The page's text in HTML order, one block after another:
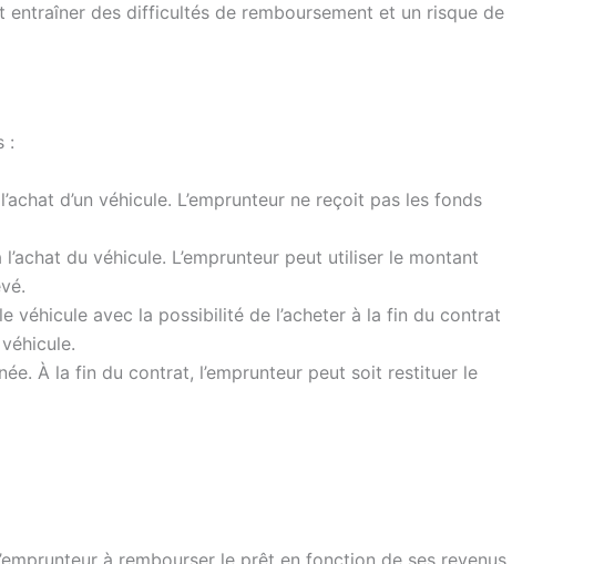
des difficultés de remboursement et un risque de
:
d’un véhicule. L’emprunteur ne reçoit pas les fonds
du véhicule. L’emprunteur peut utiliser le montant
véhicule avec la possibilité de l’acheter à la fin du contrat
À la fin du contrat, l’emprunteur peut soit restituer le
à rembourser le prêt en fonction de ses revenus,